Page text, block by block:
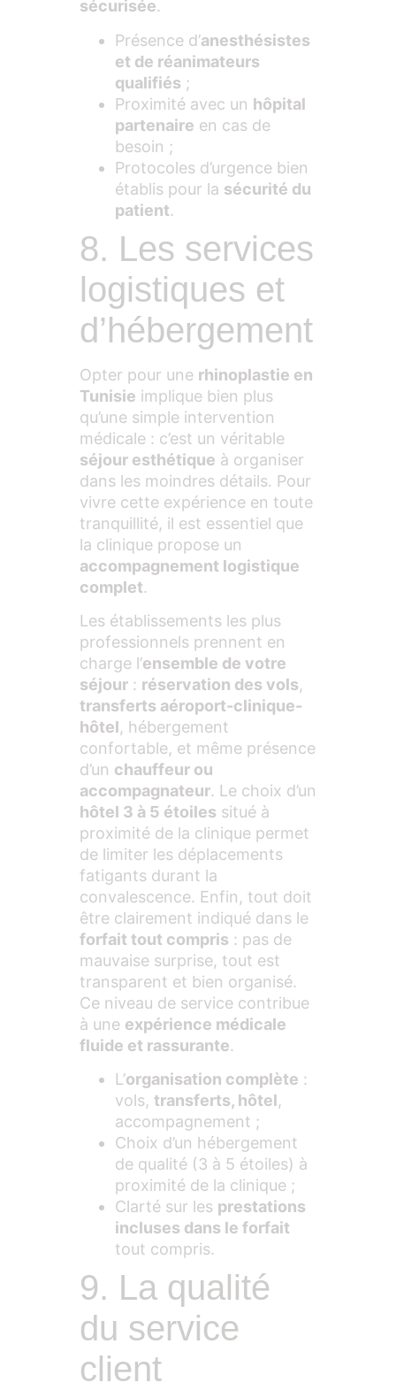
sécurisée.
Présence d’anesthésistes
et de réanimateurs
qualifiés ;
Proximité avec un hôpital
partenaire en cas de
besoin ;
Protocoles d’urgence bien
établis pour la sécurité du
patient.
8. Les services
logistiques et
d’hébergement
Opter pour une rhinoplastie en
Tunisie implique bien plus
qu’une simple intervention
médicale : c’est un véritable
séjour esthétique à organiser
dans les moindres détails. Pour
vivre cette expérience en toute
tranquillité, il est essentiel que
la clinique propose un
accompagnement logistique
complet.
Les établissements les plus
professionnels prennent en
charge l’ensemble de votre
séjour : réservation des vols,
transferts aéroport-clinique-
hôtel, hébergement
confortable, et même présence
d’un chauffeur ou
accompagnateur. Le choix d’un
hôtel 3 à 5 étoiles situé à
proximité de la clinique permet
de limiter les déplacements
fatigants durant la
convalescence. Enfin, tout doit
être clairement indiqué dans le
forfait tout compris : pas de
mauvaise surprise, tout est
transparent et bien organisé.
Ce niveau de service contribue
à une expérience médicale
fluide et rassurante.
L’organisation complète :
vols, transferts, hôtel,
accompagnement ;
Choix d’un hébergement
de qualité (3 à 5 étoiles) à
proximité de la clinique ;
Clarté sur les prestations
incluses dans le forfait
tout compris.
9. La qualité
du service
client